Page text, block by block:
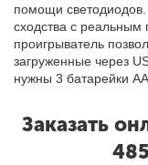
помощи
сходства с
проигрыватель
загруженные через
нужны 3 батарейки
Заказать